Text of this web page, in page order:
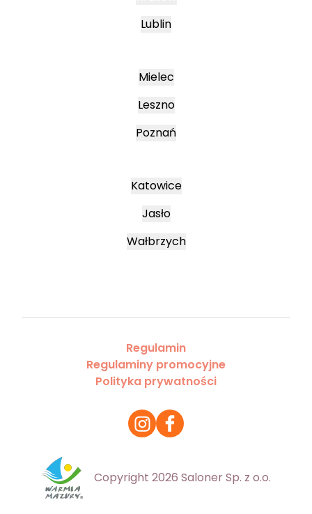
Lublin
Mielec
Leszno
Poznań
Katowice
Jasło
Wałbrzych
Regulamin
Regulaminy promocyjne
Polityka prywatności
Copyright 2026 Saloner Sp. z o.o.